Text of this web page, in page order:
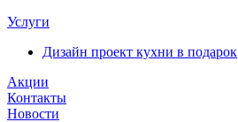
Услуги
Дизайн проект кухни в подарок
Акции
Контакты
Новости